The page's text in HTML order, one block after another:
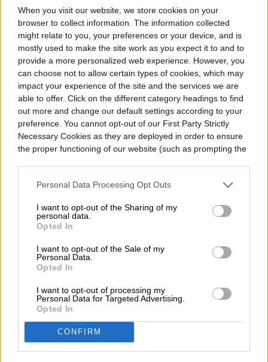
When you visit our website, we store cookies on your
browser to collect information. The information collected
might relate to you, your preferences or your device, and is
mostly used to make the site work as you expect it to and to
provide a more personalized web experience. However, you
can choose not to allow certain types of cookies, which may
impact your experience of the site and the services we are
able to offer. Click on the different category headings to find
out more and change our default settings according to your
preference. You cannot opt-out of our First Party Strictly
Necessary Cookies as they are deployed in order to ensure
the proper functioning of our website (such as prompting the
Personal Data Processing Opt Outs
I want to opt-out of the Sharing of my
personal data.
Opted In
I want to opt-out of the Sale of my
Personal Data.
Opted In
I want to opt-out of processing my
Personal Data for Targeted Advertising.
Opted In
CONFIRM
podría decirse que la ilustración de los
circuitos de aquel Campeonato Mundial de
Fórmula 1 de 1990 es simplemente
encantadora. Sin embargo, destacamos que
el trabajo muestra a un Toriyama que se
muestra nervioso al presentarse frente a
una leyenda. ¿Acaso sabría Toriyama que
estaba destinado a también convertirse en
una?
Allan Vélez
Allan Vélez es un periodista mexicano
especializado en tecnología. Inició su
carrera en 2013 en La Revista Oficial de…